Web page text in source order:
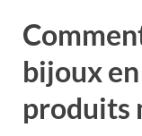
bijoux
produits